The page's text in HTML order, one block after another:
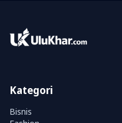
Kategori
Bisnis